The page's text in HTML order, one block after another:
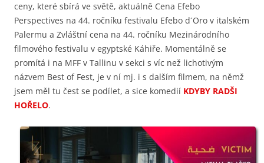
ceny, které sbírá ve světě, aktuálně Cena Efebo
Perspectives na 44. ročníku festivalu Efebo d´Oro v italském
Palermu a Zvláštní cena na 44. ročníku Mezinárodního
filmového festivalu v egyptské Káhiře. Momentálně se
promítá i na MFF v Tallinu v sekci s víc než lichotivým
názvem Best of Fest, je v ní mj. i s dalším filmem, na němž
jsem měl tu čest se podílet, a sice komedií KDYBY RADŠI
HOŘELO.